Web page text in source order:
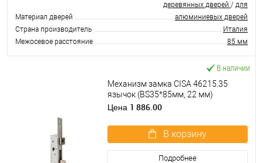
Материал дверей
деревянных дверей / для
алюминиевых дверей
Страна производитель
Италия
Межосевое расстояние
85 мм
В наличии
Механизм замка CISA 46215.35
язычок (BS35*85мм, 22 мм)
нержавеющая сталь
Цена 1 886.00
В корзину
Подробнее